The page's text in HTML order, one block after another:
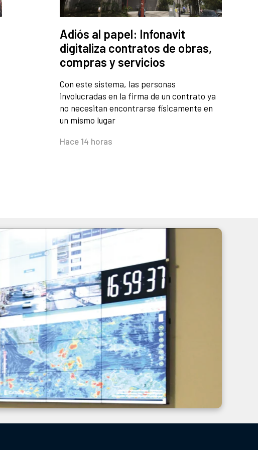
Adiós al papel: Infonavit
digitaliza contratos de obras,
compras y servicios
Con este sistema, las personas
involucradas en la firma de un contrato ya
no necesitan encontrarse físicamente en
un mismo lugar
Hace 14 horas